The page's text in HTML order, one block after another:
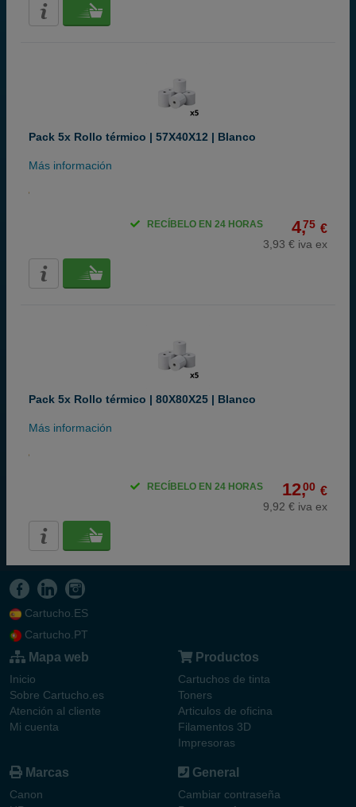
Pack 5x Rollo térmico | 57X40X12 | Blanco
Más información
4,75 €
3,93 € iva ex
RECÍBELO EN 24 HORAS
Pack 5x Rollo térmico | 80X80X25 | Blanco
Más información
12,00 €
9,92 € iva ex
RECÍBELO EN 24 HORAS
Cartucho.ES
Cartucho.PT
Mapa web
Inicio
Sobre Cartucho.es
Atención al cliente
Mi cuenta
Productos
Cartuchos de tinta
Toners
Articulos de oficina
Filamentos 3D
Impresoras
Marcas
Canon
General
Cambiar contraseña